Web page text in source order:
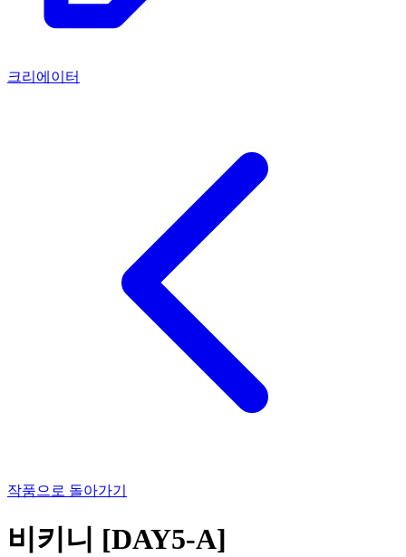
크리에이터
작품으로 돌아가기
비키니 [DAY5-A]